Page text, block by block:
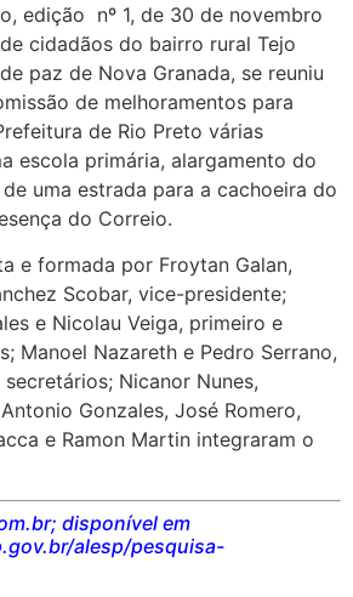
edição nº 1, de 30 de novembro
cidadãos do bairro rural Tejo
paz de Nova Granada, se reuniu
de melhoramentos para
de Rio Preto várias
escola primária, alargamento do
uma estrada para a cachoeira do
do Correio.
e formada por Froytan Galan,
Scobar, vice-presidente;
e Nicolau Veiga, primeiro e
Manoel Nazareth e Pedro Serrano,
Nicanor Nunes,
Gonzales, José Romero,
e Ramon Martin integraram o
disponível em
alesp/pesquisa-